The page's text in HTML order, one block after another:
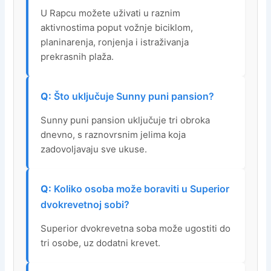
U Rapcu možete uživati u raznim
aktivnostima poput vožnje biciklom,
planinarenja, ronjenja i istraživanja
prekrasnih plaža.
Što uključuje Sunny puni pansion?
Sunny puni pansion uključuje tri obroka
dnevno, s raznovrsnim jelima koja
zadovoljavaju sve ukuse.
Koliko osoba može boraviti u Superior
dvokrevetnoj sobi?
Superior dvokrevetna soba može ugostiti do
tri osobe, uz dodatni krevet.